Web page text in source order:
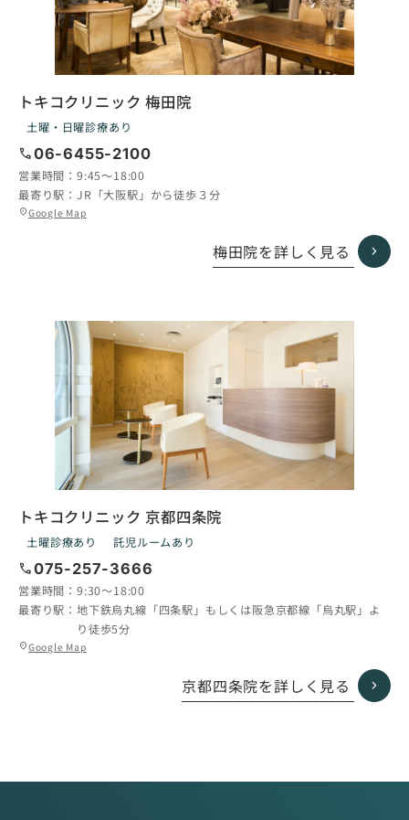
トキコクリニック 梅田院
土曜・日曜診療あり
call06-6455-2100
営業時間： 9:45〜18:00
最寄り駅： JR「大阪駅」から徒歩３分
location_onGoogle Map
グ
梅田院を詳しく見る
トキコクリニック 京都四条院
土曜診療あり 託児ルームあり
call075-257-3666
営業時間： 9:30〜18:00
最寄り駅： 地下鉄烏丸線「四条駅」もしくは阪急京都線「烏丸駅」よ
り徒歩5分
location_onGoogle Map
グ
京都四条院を詳しく見る